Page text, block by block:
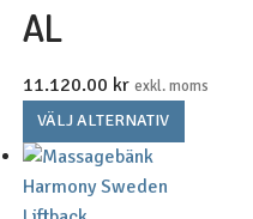
AL
11.120.00 kr exkl. moms
VÄLJ ALTERNATIV
här